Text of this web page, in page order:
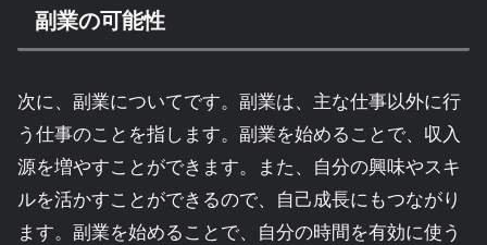
副業の可能性
次に、副業についてです。副業は、主な仕事以外に行
う仕事のことを指します。副業を始めることで、収入
源を増やすことができます。また、自分の興味やスキ
ルを活かすことができるので、自己成長にもつながり
ます。副業を始めることで、自分の時間を有効に使う